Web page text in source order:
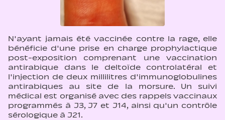
N'ayant jamais été vaccinée contre la rage, elle
bénéficie d'une prise en charge prophylactique
post-exposition comprenant une vaccination
antirabique dans le deltoïde controlatéral et
l'injection de deux millilitres d'immunoglobulines
antirabiques au site de la morsure. Un suivi
médical est organisé avec des rappels vaccinaux
programmés à J3, J7 et J14, ainsi qu'un contrôle
sérologique à J21.